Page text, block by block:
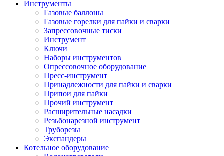
Инструменты
Газовые баллоны
Газовые горелки для пайки и сварки
Запрессовочные тиски
Инструмент
Ключи
Наборы инструментов
Опрессовочное оборудование
Пресс-инструмент
Принадлежности для пайки и сварки
Припои для пайки
Прочий инструмент
Расширительные насадки
Резьбонарезной инструмент
Труборезы
Экспандеры
Котельное оборудование